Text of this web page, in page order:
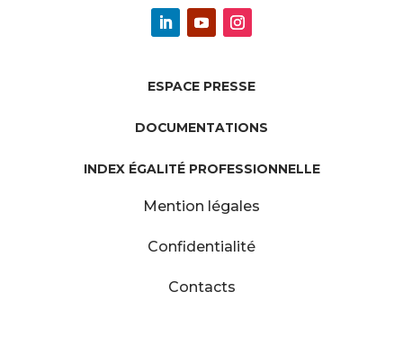
ESPACE PRESSE
DOCUMENTATIONS
INDEX ÉGALITÉ PROFESSIONNELLE
Mention légales
Confidentialité
Contacts